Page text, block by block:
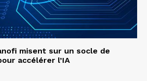
misent sur un socle de
accélérer l’IA